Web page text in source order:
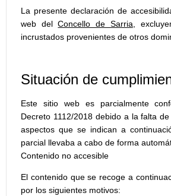
La presente declaración de
web delConcello de Sarria ,
incrustados provenientes de otros
Situación de
Este sitio web es parcialmente
Decreto 1112/2018 debido a la falta
aspectos que se indican a
parcial llevaba a cabo de forma
Contenido no accesible
El contenido que se recoge a
por los siguientes motivos: